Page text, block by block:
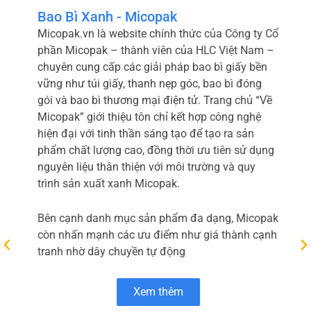
Bao Bì Xanh - Micopak
Micopak.vn là website chính thức của Công ty Cổ
phần Micopak – thành viên của HLC Việt Nam –
chuyên cung cấp các giải pháp bao bì giấy bền
vững như túi giấy, thanh nẹp góc, bao bì đóng
gói và bao bì thương mại điện tử. Trang chủ “Về
Micopak” giới thiệu tôn chỉ kết hợp công nghệ